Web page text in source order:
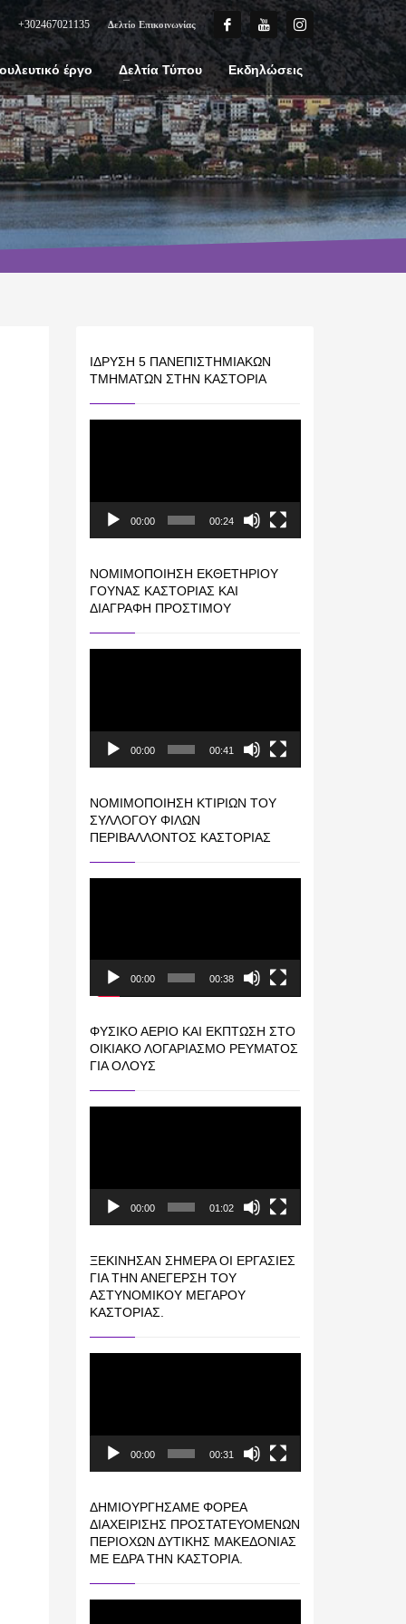
+302467021135 Δελτίο Επικοινωνίας
έργο Δελτία Τύπου Εκδηλώσεις
ΊΔΡΥΣΗ 5 ΠΑΝΕΠΙΣΤΗΜΙΑΚΏΝ
ΤΜΗΜΆΤΩΝ ΣΤΗΝ ΚΑΣΤΟΡΙΆ
00:00 00:24
ΝΟΜΙΜΟΠΟΊΗΣΗ ΕΚΘΕΤΗΡΊΟΥ
ΓΟΎΝΑΣ ΚΑΣΤΟΡΙΆΣ ΚΑΙ
ΔΙΑΓΡΑΦΉ ΠΡΟΣΤΊΜΟΥ
00:00 00:41
ΝΟΜΙΜΟΠΟΊΗΣΗ ΚΤΙΡΊΩΝ ΤΟΥ
ΣΥΛΛΌΓΟΥ ΦΊΛΩΝ
ΠΕΡΙΒΆΛΛΟΝΤΟΣ ΚΑΣΤΟΡΙΆΣ
00:00 00:38
ΦΥΣΙΚΌ ΑΈΡΙΟ ΚΑΙ ΕΚΠΤΩΣΗ ΣΤΟ
ΟΙΚΙΑΚΌ ΛΟΓΑΡΙΑΣΜΌ ΡΕΎΜΑΤΟΣ
ΓΙΑ ΟΛΟΥΣ
00:00 01:02
ΞΕΚΊΝΗΣΑΝ ΣΉΜΕΡΑ ΟΙ ΕΡΓΑΣΊΕΣ
ΓΙΑ ΤΗΝ ΑΝΈΓΕΡΣΗ ΤΟΥ
ΑΣΤΥΝΟΜΙΚΟΎ ΜΕΓΆΡΟΥ
ΚΑΣΤΟΡΙΆΣ.
00:00 00:31
ΔΗΜΙΟΥΡΓΉΣΑΜΕ ΦΟΡΈΑ
ΔΙΑΧΕΊΡΙΣΗΣ ΠΡΟΣΤΑΤΕΥΌΜΕΝΩΝ
ΠΕΡΙΟΧΏΝ ΔΥΤΙΚΉΣ ΜΑΚΕΔΟΝΊΑΣ
ΜΕ ΈΔΡΑ ΤΗΝ ΚΑΣΤΟΡΙΆ.